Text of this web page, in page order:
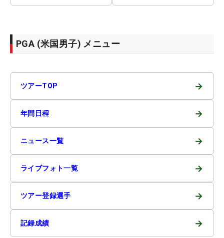
PGA (米国男子) メニュー
ツアーTOP →
年間日程 →
ニュース一覧 →
ライブフォト一覧 →
ツアー登録選手 →
記録成績 →